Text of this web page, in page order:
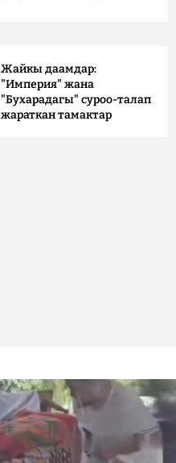
Жайкы даамдар:
"Империя" жана
"Бухарадагы" суроо-талап
жараткан тамактар